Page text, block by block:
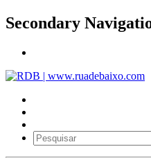
Secondary